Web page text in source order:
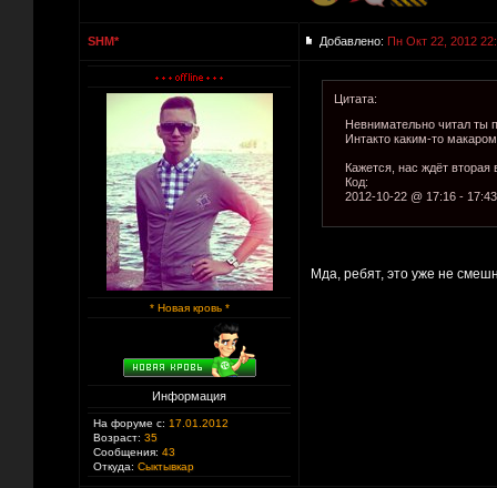
SHM* Добавлено: Пн Окт 22, 2012
* Новая кровь *
Информация
На форуме с: 17.01.2012
Возраст: 35
Сообщения: 43
Откуда: Сыктывкар
Цитата:
Невнимательно читал ты
Интакто каким-то
Кажется, нас ждёт
Код:
2012-10-22 @ 17:16 -
Мда, ребят, это уже не